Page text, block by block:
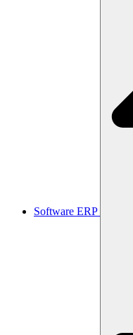
Software ERP